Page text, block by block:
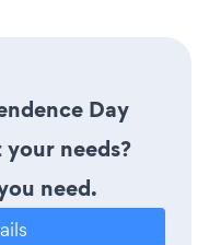
Day
needs?
need.